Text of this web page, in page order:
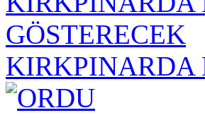
KIRKPINARDA